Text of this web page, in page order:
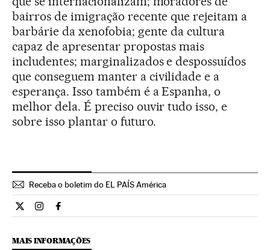
bairros de imigração recente que rejeitam a
barbárie da xenofobia; gente da cultura
capaz de apresentar propostas mais
includentes; marginalizados e despossuídos
que conseguem manter a civilidade e a
esperança. Isso também é a Espanha, o
melhor dela. É preciso ouvir tudo isso, e
sobre isso plantar o futuro.
Receba o boletim do EL PAÍS América
Opiniao El País Brasil en Twitter
Opiniao El País Brasil en Instagram
Opiniao El País Brasil en Facebook
MAIS INFORMAÇÕES